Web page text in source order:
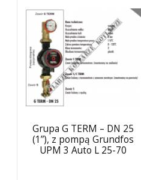
Grupa G TERM – DN 25
(1”), z pompą Grundfos
UPM 3 Auto L 25-70